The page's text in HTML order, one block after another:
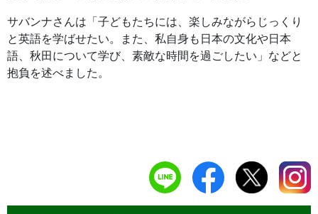
サバンナさんは「子どもたちには、楽しみながらじっくり
と英語を学ばせたい。また、私自身も日本の文化や日本
語、秋田について学び、素敵な時間を過ごしたい」などと
抱負を述べました。